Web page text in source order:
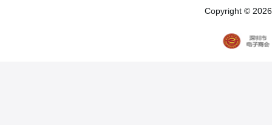
Copyright ©